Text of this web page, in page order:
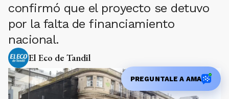
confirmó que el proyecto se detuvo
por la falta de financiamiento
nacional.
El Eco de Tandil
PREGUNTALE A AMA